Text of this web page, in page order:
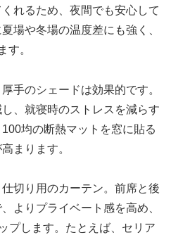
れるため、夜間でも安心して
場や冬場の温度差にも強く、
す。
手のシェードは効果的です。
、就寝時のストレスを減らす
均の断熱マットを窓に貼る
まります。
切り用のカーテン。前席と後
よりプライベート感を高め、
プします。たとえば、セリア